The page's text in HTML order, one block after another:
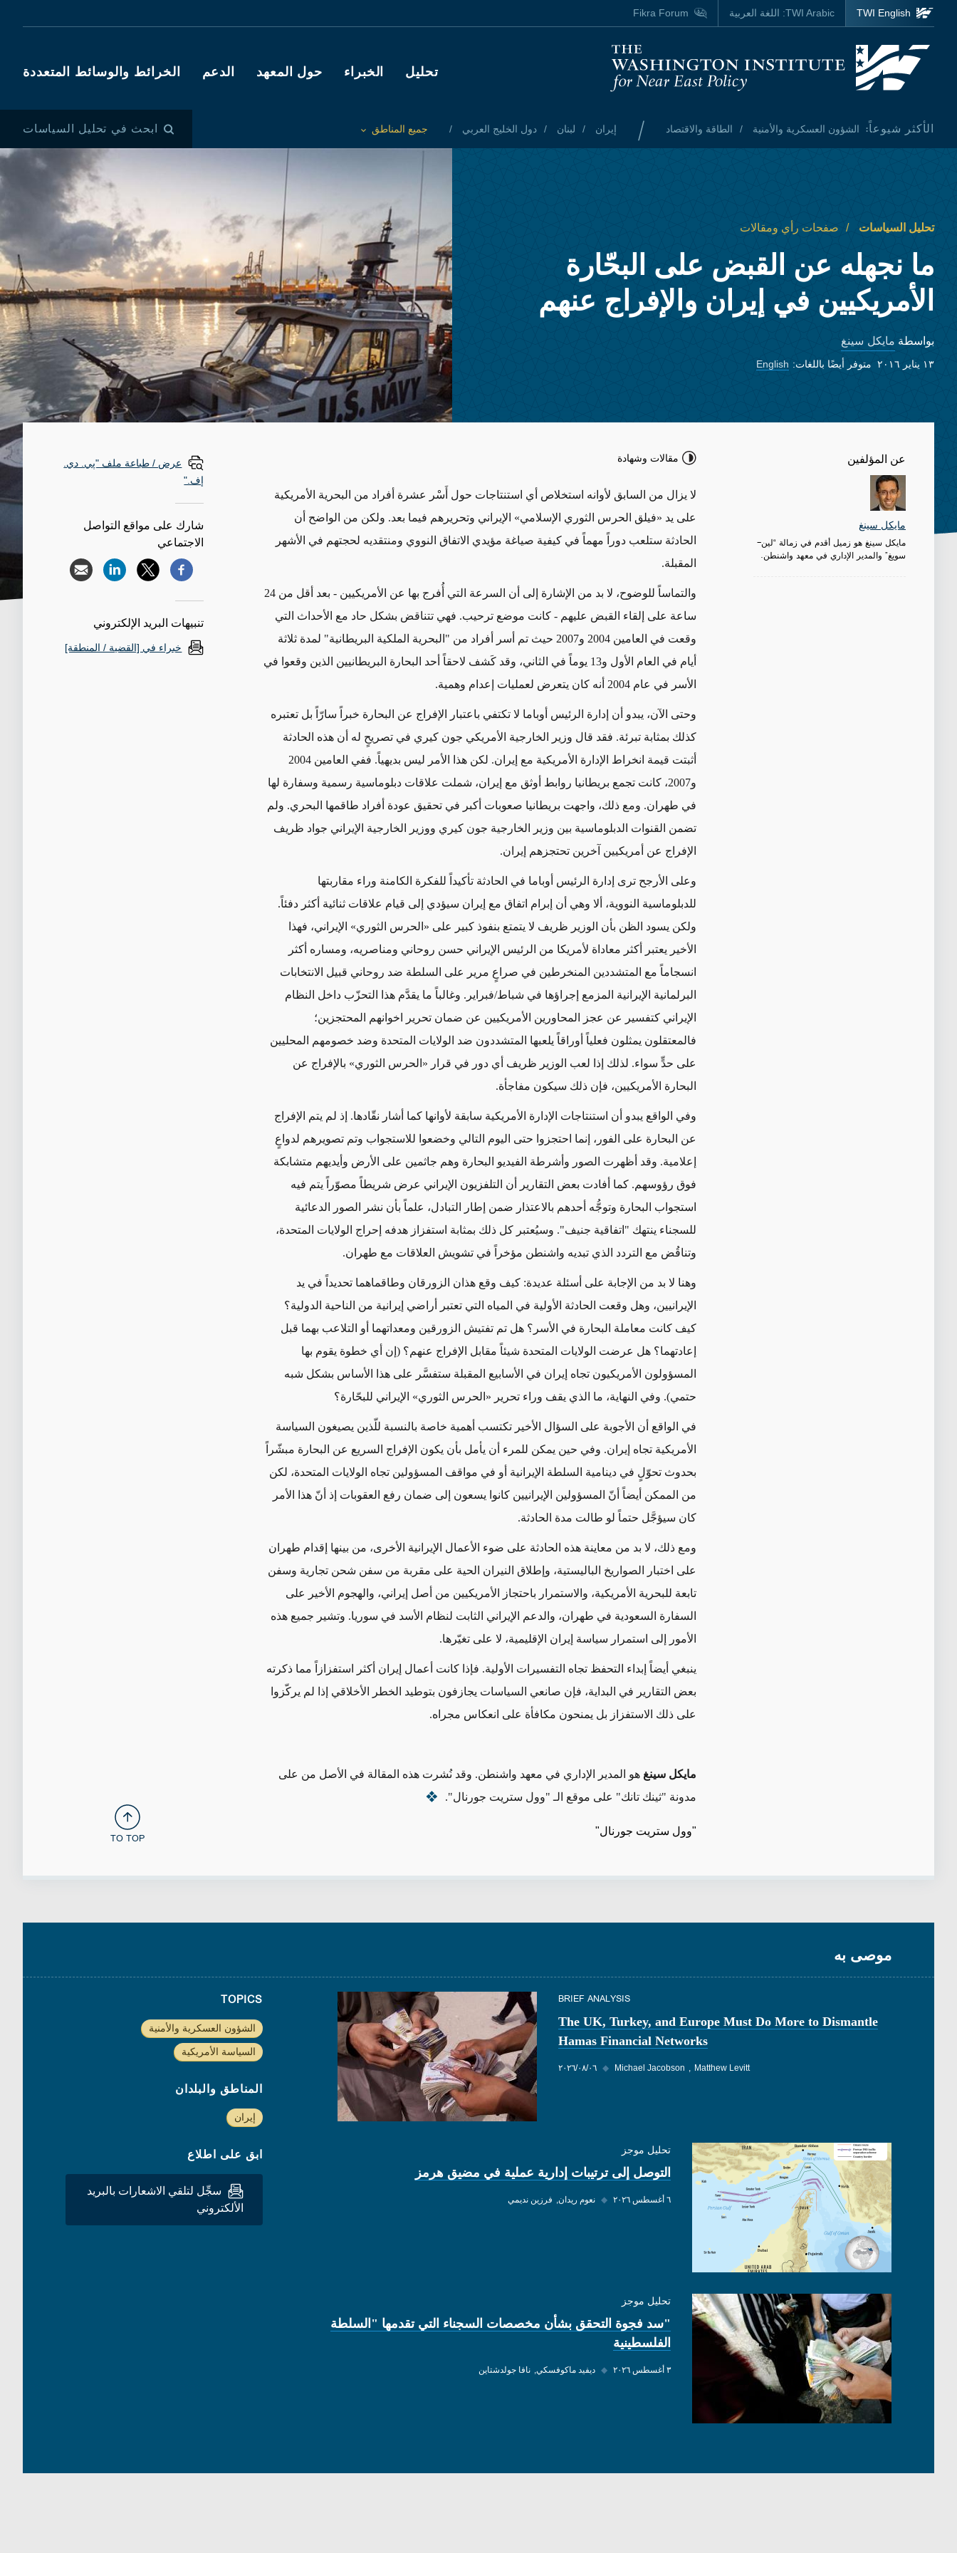
Skip to main content
Homepage
Main navigation
تحليل الخبراء حول المعهد الدعم الخرائط والوسائط المتعددة
الأكثر شيوعاً: الشؤون العسكرية والأمنية الطاقة والاقتصاد / إيران لبنان دول الخليج العربي
Toggle List of
جميع المناطق ابحث في تحليل السياسات
TWI English
TWI Arabic: اللغة العربية Fikra Forum
تحليل السياسات صفحات رأي ومقالات
ما نجهله عن القبض على البحّارة
الأمريكيين في إيران والإفراج عنهم
بواسطة مايكل سينغ
١٣ يناير ٢٠١٦ متوفر أيضًا باللغات: English
عن المؤلفين
مايكل سينغ
مايكل سينغ هو زميل أقدم في زمالة “لين-
سويغ” والمدير الإداري في معهد واشنطن.
مقالات وشهادة
لا يزال من السابق لأوانه استخلاص أي استنتاجات حول أَسْر عشرة أفراد من البحرية الأمريكية
على يد «فيلق الحرس الثوري الإسلامي» الإيراني وتحريرهم فيما بعد. ولكن من الواضح أن
الحادثة ستلعب دوراً مهماً في كيفية صياغة مؤيدي الاتفاق النووي ومنتقديه لحجتهم في الأشهر
المقبلة.
والتماساً للوضوح، لا بد من الإشارة إلى أن السرعة التي أُفرج بها عن الأمريكيين - بعد أقل من 24
ساعة على إلقاء القبض عليهم - كانت موضع ترحيب. فهي تتناقض بشكل حاد مع الأحداث التي
وقعت في العامين 2004 و2007 حيث تم أسر أفراد من "البحرية الملكية البريطانية" لمدة ثلاثة
أيام في العام الأول و13 يوماً في الثاني، وقد كَشف لاحقاً أحد البحارة البريطانيين الذين وقعوا في
الأسر في عام 2004 أنه كان يتعرض لعمليات إعدام وهمية.
وحتى الآن، يبدو أن إدارة الرئيس أوباما لا تكتفي باعتبار الإفراج عن البحارة خبراً سارّاً بل تعتبره
كذلك بمثابة تبرئة. فقد قال وزير الخارجية الأمريكي جون كيري في تصريحٍ له أن هذه الحادثة
أثبتت قيمة انخراط الإدارة الأمريكية مع إيران. لكن هذا الأمر ليس بديهياً. ففي العامين 2004
و2007، كانت تجمع بريطانيا روابط أوثق مع إيران، شملت علاقات دبلوماسية رسمية وسفارة لها
في طهران. ومع ذلك، واجهت بريطانيا صعوبات أكبر في تحقيق عودة أفراد طاقمها البحري. ولم
تضمن القنوات الدبلوماسية بين وزير الخارجية جون كيري ووزير الخارجية الإيراني جواد ظريف
الإفراج عن أمريكيين آخرين تحتجزهم إيران.
وعلى الأرجح ترى إدارة الرئيس أوباما في الحادثة تأكيداً للفكرة الكامنة وراء مقاربتها
للدبلوماسية النووية، ألا وهي أن إبرام اتفاق مع إيران سيؤدي إلى قيام علاقات ثنائية أكثر دفئاً.
ولكن يسود الظن بأن الوزير ظريف لا يتمتع بنفوذ كبير على «الحرس الثوري» الإيراني، فهذا
الأخير يعتبر أكثر معاداة لأمريكا من الرئيس الإيراني حسن روحاني ومناصريه، ومساره أكثر
انسجاماً مع المتشددين المنخرطين في صراعٍ مرير على السلطة ضد روحاني قبيل الانتخابات
البرلمانية الإيرانية المزمع إجراؤها في شباط/فبراير. وغالباً ما يقدَّم هذا التحزّب داخل النظام
الإيراني كتفسير عن عجز المحاورين الأمريكيين عن ضمان تحرير اخوانهم المحتجزين؛
فالمعتقلون يمثلون فعلياً أوراقاً يلعبها المتشددون ضد الولايات المتحدة وضد خصومهم المحليين
على حدٍّ سواء. لذلك إذا لعب الوزير ظريف أي دور في قرار «الحرس الثوري» بالإفراج عن
البحارة الأمريكيين، فإن ذلك سيكون مفاجأة.
وفي الواقع يبدو أن استنتاجات الإدارة الأمريكية سابقة لأوانها كما أشار نقّادها. إذ لم يتم الإفراج
عن البحارة على الفور، إنما احتجزوا حتى اليوم التالي وخضعوا للاستجواب وتم تصويرهم لدواعٍ
إعلامية. وقد أظهرت الصور وأشرطة الفيديو البحارة وهم جاثمين على الأرض وأيديهم متشابكة
فوق رؤوسهم. كما أفادت بعض التقارير أن التلفزيون الإيراني عرض شريطاً مصوّراً يتم فيه
استجواب البحارة وتوجُّه أحدهم بالاعتذار ضمن إطار التبادل، علماً بأن نشر الصور الدعائية
للسجناء ينتهك "اتفاقية جنيف". وسيُعتبر كل ذلك بمثابة استفزاز هدفه إحراج الولايات المتحدة،
وتناقُض مع التردد الذي تبديه واشنطن مؤخراً في تشويش العلاقات مع طهران.
وهنا لا بد من الإجابة على أسئلة عديدة: كيف وقع هذان الزورقان وطاقماهما تحديداً في يد
الإيرانيين، وهل وقعت الحادثة الأولية في المياه التي تعتبر أراضي إيرانية من الناحية الدولية؟
كيف كانت معاملة البحارة في الأسر؟ هل تم تفتيش الزورقين ومعداتهما أو التلاعب بهما قبل
إعادتهما؟ هل عرضت الولايات المتحدة شيئاً مقابل الإفراج عنهم؟ (إن أي خطوة يقوم بها
المسؤولون الأمريكيون تجاه إيران في الأسابيع المقبلة ستفسَّر على هذا الأساس بشكل شبه
حتمي). وفي النهاية، ما الذي يقف وراء تحرير «الحرس الثوري» الإيراني للبحّارة؟
في الواقع أن الأجوبة على السؤال الأخير تكتسب أهمية خاصة بالنسبة للّذين يصيغون السياسة
الأمريكية تجاه إيران. وفي حين يمكن للمرء أن يأمل بأن يكون الإفراج السريع عن البحارة مبشّراً
بحدوث تحوّلٍ في دينامية السلطة الإيرانية أو في مواقف المسؤولين تجاه الولايات المتحدة، لكن
من الممكن أيضاً أنّ المسؤولين الإيرانيين كانوا يسعون إلى ضمان رفع العقوبات إذ أنّ هذا الأمر
كان سيؤجَّل حتماً لو طالت مدة الحادثة.
ومع ذلك، لا بد من معاينة هذه الحادثة على ضوء الأعمال الإيرانية الأخرى، من بينها إقدام طهران
على اختبار الصواريخ الباليستية، وإطلاق النيران الحية على مقربة من سفن شحن تجارية وسفن
تابعة للبحرية الأمريكية، والاستمرار باحتجاز الأمريكيين من أصل إيراني، والهجوم الأخير على
السفارة السعودية في طهران، والدعم الإيراني الثابت لنظام الأسد في سوريا. وتشير جميع هذه
الأمور إلى استمرار سياسة إيران الإقليمية، لا على تغيّرها.
ينبغي أيضاً إبداء التحفظ تجاه التفسيرات الأولية. فإذا كانت أعمال إيران أكثر استفزازاً مما ذكرته
بعض التقارير في البداية، فإن صانعي السياسات يجازفون بتوطيد الخطر الأخلاقي إذا لم يركّزوا
على ذلك الاستفزاز بل يمنحون مكافأة على انعكاس مجراه.
مايكل سينغ هو المدير الإداري في معهد واشنطن. وقد نُشرت هذه المقالة في الأصل من على
مدونة "ثينك تانك" على موقع الـ "وول ستريت جورنال".
"وول ستريت جورنال"
عرض / طباعة ملف "پي. دي.
إف."
شارك على مواقع التواصل
الاجتماعي
تنبيهات البريد الإلكتروني
خبراء في [القضية / المنطقة]
TO TOP
موصى به
BRIEF ANALYSIS
The UK, Turkey, and Europe Must Do More to Dismantle
Hamas Financial Networks
٠٦‏/٠٨‏/٢٠٢٦ ◆ Michael Jacobson Matthew Levitt
تحليل موجز
التوصل إلى ترتيبات إدارية عملية في مضيق هرمز
٦ أغسطس ٢٠٢٦ ◆ نعوم ريدان فرزين نديمي
تحليل موجز
"سد فجوة التحقق بشأن مخصصات السجناء التي تقدمها "السلطة
الفلسطينية
٣ أغسطس ٢٠٢٦ ◆ ديفيد ماكوفسكي نافا جولدشتاين
TOPICS
الشؤون العسكرية والأمنية
السياسة الأمريكية
المناطق والبلدان
إيران
ابق على اطلاع
سجِّل لتلقي الاشعارات بالبريد
الألكتروني